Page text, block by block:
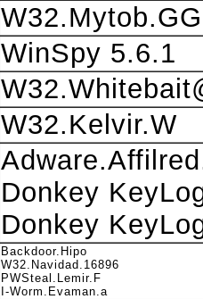
WinSpy 5.6.1
W32.Kelvir.W
Donkey
Donkey
Backdoor.Hipo
W32.Navidad.16896
PWSteal.Lemir.F
I-Worm.Evaman.a